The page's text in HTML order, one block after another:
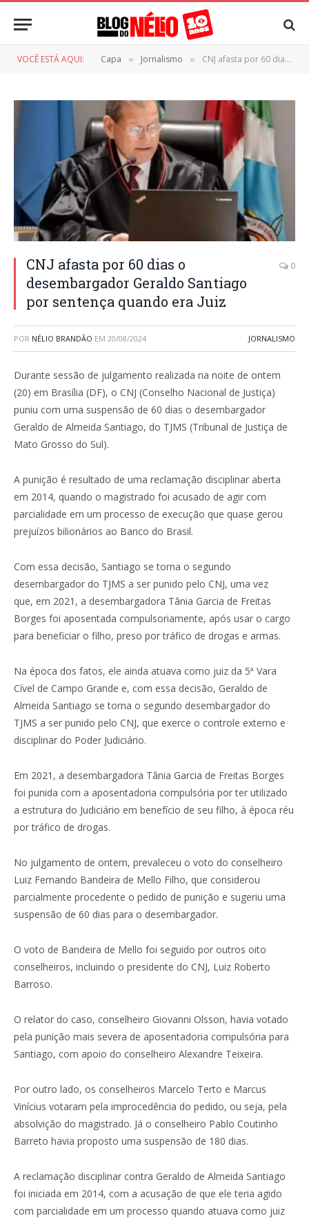
VOCÊ ESTÁ AQUI: Capa » Jornalismo » CNJ afasta por 60 dias o desembargador Geraldo Santiago por sentença quando era Juiz
CNJ afasta por 60 dias o
desembargador Geraldo Santiago
por sentença quando era Juiz
0
POR NÉLIO BRANDÃO EM 20/08/2024 JORNALISMO
Durante sessão de julgamento realizada na noite de ontem
(20) em Brasília (DF), o CNJ (Conselho Nacional de Justiça)
puniu com uma suspensão de 60 dias o desembargador
Geraldo de Almeida Santiago, do TJMS (Tribunal de Justiça de
Mato Grosso do Sul).
A punição é resultado de uma reclamação disciplinar aberta
em 2014, quando o magistrado foi acusado de agir com
parcialidade em um processo de execução que quase gerou
prejuízos bilionários ao Banco do Brasil.
Com essa decisão, Santiago se torna o segundo
desembargador do TJMS a ser punido pelo CNJ, uma vez
que, em 2021, a desembargadora Tânia Garcia de Freitas
Borges foi aposentada compulsoriamente, após usar o cargo
para beneficiar o filho, preso por tráfico de drogas e armas.
Na época dos fatos, ele ainda atuava como juiz da 5ª Vara
Cível de Campo Grande e, com essa decisão, Geraldo de
Almeida Santiago se torna o segundo desembargador do
TJMS a ser punido pelo CNJ, que exerce o controle externo e
disciplinar do Poder Judiciário.
Em 2021, a desembargadora Tânia Garcia de Freitas Borges
foi punida com a aposentadoria compulsória por ter utilizado
a estrutura do Judiciário em benefício de seu filho, à época réu
por tráfico de drogas.
No julgamento de ontem, prevaleceu o voto do conselheiro
Luiz Fernando Bandeira de Mello Filho, que considerou
parcialmente procedente o pedido de punição e sugeriu uma
suspensão de 60 dias para o desembargador.
O voto de Bandeira de Mello foi seguido por outros oito
conselheiros, incluindo o presidente do CNJ, Luiz Roberto
Barroso.
O relator do caso, conselheiro Giovanni Olsson, havia votado
pela punição mais severa de aposentadoria compulsória para
Santiago, com apoio do conselheiro Alexandre Teixeira.
Por outro lado, os conselheiros Marcelo Terto e Marcus
Vinícius votaram pela improcedência do pedido, ou seja, pela
absolvição do magistrado. Já o conselheiro Pablo Coutinho
Barreto havia proposto uma suspensão de 180 dias.
A reclamação disciplinar contra Geraldo de Almeida Santiago
foi iniciada em 2014, com a acusação de que ele teria agido
com parcialidade em um processo quando atuava como juiz